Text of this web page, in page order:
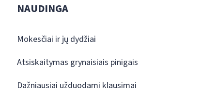
NAUDINGA
Mokesčiai ir jų dydžiai
Atsiskaitymas grynaisiais pinigais
Dažniausiai užduodami klausimai